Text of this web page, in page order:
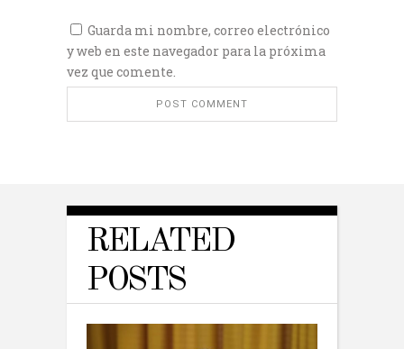
Guarda mi nombre, correo electrónico
y web en este navegador para la próxima
vez que comente.
RELATED
POSTS